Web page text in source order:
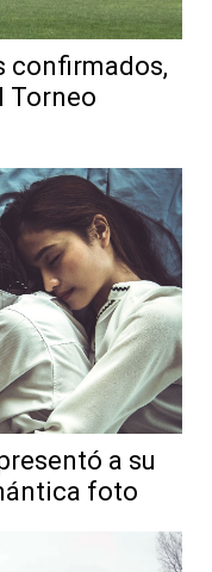
confirmados,
Torneo
a su
foto